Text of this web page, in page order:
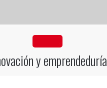
y emprendeduría